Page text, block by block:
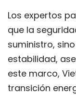
Los expertos
que la
suministro,
estabilidad,
este marco,
transición